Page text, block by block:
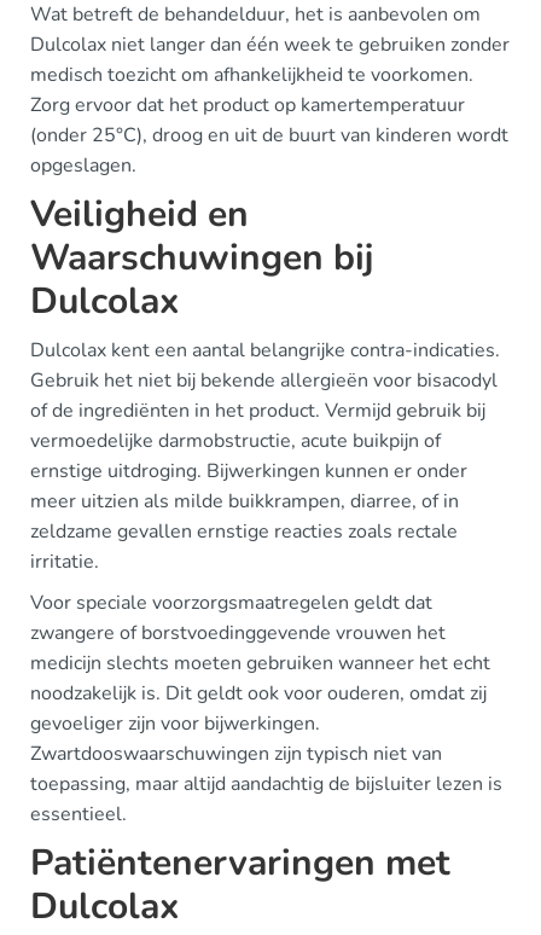
Wat betreft de behandelduur, het is aanbevolen om
Dulcolax niet langer dan één week te gebruiken zonder
medisch toezicht om afhankelijkheid te voorkomen.
Zorg ervoor dat het product op kamertemperatuur
(onder 25°C), droog en uit de buurt van kinderen wordt
opgeslagen.
Veiligheid en
Waarschuwingen bij
Dulcolax
Dulcolax kent een aantal belangrijke contra-indicaties.
Gebruik het niet bij bekende allergieën voor bisacodyl
of de ingrediënten in het product. Vermijd gebruik bij
vermoedelijke darmobstructie, acute buikpijn of
ernstige uitdroging. Bijwerkingen kunnen er onder
meer uitzien als milde buikkrampen, diarree, of in
zeldzame gevallen ernstige reacties zoals rectale
irritatie.
Voor speciale voorzorgsmaatregelen geldt dat
zwangere of borstvoedinggevende vrouwen het
medicijn slechts moeten gebruiken wanneer het echt
noodzakelijk is. Dit geldt ook voor ouderen, omdat zij
gevoeliger zijn voor bijwerkingen.
Zwartdooswaarschuwingen zijn typisch niet van
toepassing, maar altijd aandachtig de bijsluiter lezen is
essentieel.
Patiëntenervaringen met
Dulcolax